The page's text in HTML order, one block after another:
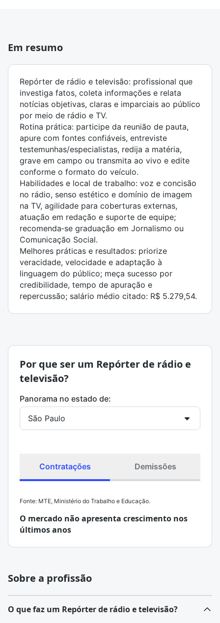
Em resumo
Repórter de rádio e televisão: profissional que
investiga fatos, coleta informações e relata
notícias objetivas, claras e imparciais ao público
por meio de rádio e TV.
Rotina prática: participe da reunião de pauta,
apure com fontes confiáveis, entreviste
testemunhas/especialistas, redija a matéria,
grave em campo ou transmita ao vivo e edite
conforme o formato do veículo.
Habilidades e local de trabalho: voz e concisão
no rádio, senso estético e domínio de imagem
na TV, agilidade para coberturas externas,
atuação em redação e suporte de equipe;
recomenda‑se graduação em Jornalismo ou
Comunicação Social.
Melhores práticas e resultados: priorize
veracidade, velocidade e adaptação à
linguagem do público; meça sucesso por
credibilidade, tempo de apuração e
repercussão; salário médio citado: R$ 5.279,54.
Por que ser um Repórter de rádio e
televisão?
Panorama no estado de:
Contratações Demissões
Fonte: MTE, Ministério do Trabalho e Educação.
O mercado não apresenta crescimento nos
últimos anos
Sobre a profissão
O que faz um Repórter de rádio e televisão?